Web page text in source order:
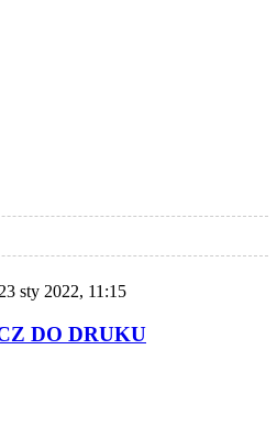
sty 2022, 11:15
DO DRUKU